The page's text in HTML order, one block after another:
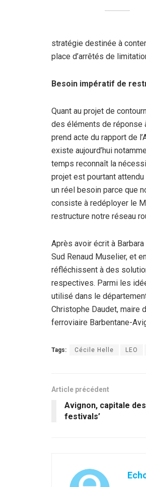
stratégie destinée à
place d’arrêtés de
Besoin impératif de
Quant au projet de
des éléments de réponse
prend acte du rapport de
existe aujourd’hui
temps reconnaît la
projet est pourtant
un réel besoin parce que
consiste à redéployer le
restructure notre réseau
Après avoir écrit à
Sud Renaud Muselier, et
réfléchissent à des
respectives. Parmi les
utilisé dans le
Christophe Daudet, maire
ferroviaire Barbentane-
Tags: Cécile Helle LEO
Article précédent
Avignon, capitale
festivals’